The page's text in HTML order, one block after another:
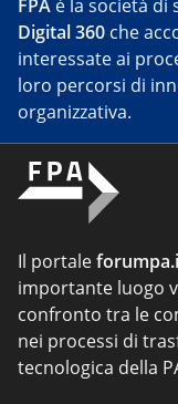
FPA è la società di
Digital 360 che
interessate ai
loro percorsi di
organizzativa.
Il portale
importante luogo
confronto tra le
nei processi di
tecnologica della